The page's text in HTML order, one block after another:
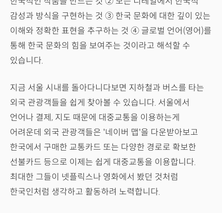
감성과 방식을 구현하는 것 ③ 한국 문화에 대한 깊이 있는
이해와 정확한 표현을 추구하는 것 ④ 글로벌 언어(영어)를
통해 한국 문화의 힘을 보여주는 것이라고 해석할 수
있습니다.
지금 서울 시내를 돌아다니다보면 지하철과 버스를 타는
외국 관광객들을 쉽게 찾아볼 수 있습니다. 서울에서
언어나 결제, 지도 때문에 대중교통을 이용하는게
어려운데 외국 관광객들은 '네이버 맵'을 다운받아보고
한국에서 구매한 교통카드 또는 다양한 경로로 확보한
선불카드 등으로 이제는 쉽게 대중교통을 이용합니다.
최대한 그들이 넷플릭스나 영화에서 봤던 것처럼
한국인처럼 생각하고 활동하려 노력합니다.